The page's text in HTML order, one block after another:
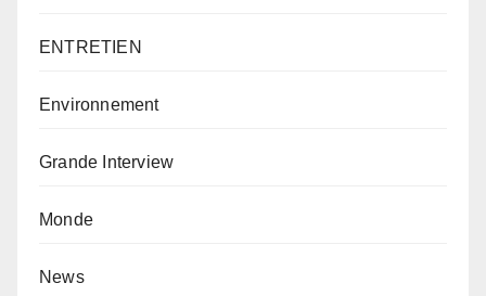
ENTRETIEN
Environnement
Grande Interview
Monde
News